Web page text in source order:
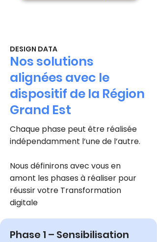
DESIGN DATA
Nos solutions
alignées avec le
dispositif de la Région
Grand Est
Chaque phase peut être réalisée
indépendamment l’une de l’autre.
Nous définirons avec vous en
amont les phases à réaliser pour
réussir votre Transformation
digitale
Phase 1 – Sensibilisation